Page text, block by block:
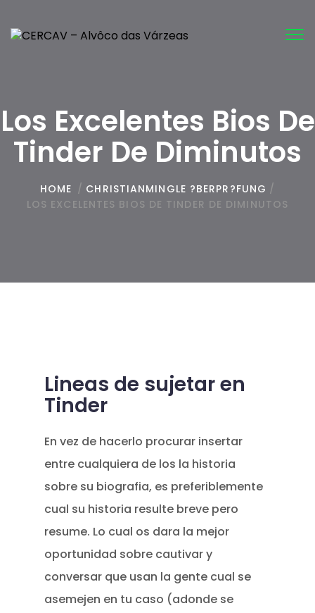
Los Excelentes Bios De
Tinder De Diminutos
HOME / CHRISTIANMINGLE ?BERPR?FUNG /
LOS EXCELENTES BIOS DE TINDER DE DIMINUTOS
Lineas de sujetar en
Tinder
En vez de hacerlo procurar insertar
entre cualquiera de los la historia
sobre su biografia, es preferiblemente
cual su historia resulte breve pero
resume. Lo cual os dara la mejor
oportunidad sobre cautivar y
conversar que usan la gente cual se
asemejen en tu caso (adonde se